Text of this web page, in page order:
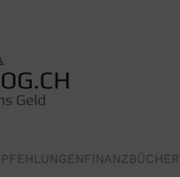
FINANZBÜCHER